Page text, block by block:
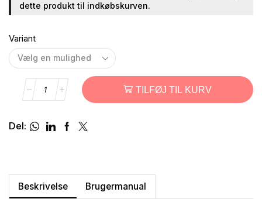
dette produkt til indkøbskurven.
Variant
TILFØJ TIL KURV
Del:
Beskrivelse Brugermanual